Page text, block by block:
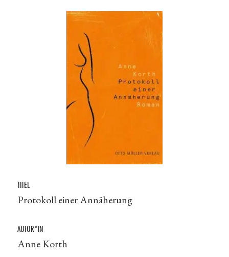
TITEL
Protokoll einer Annäherung
AUTOR*IN
Anne Korth